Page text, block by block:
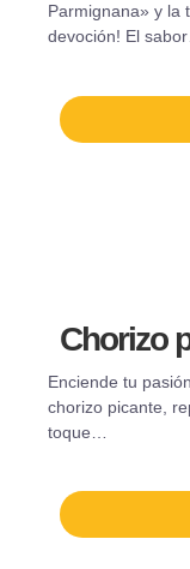
Parmignana» y la
devoción! El
Chorizo
Enciende tu
chorizo picante,
toque…